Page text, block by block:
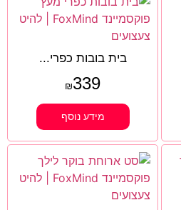
בית בובות כפרי...
₪339
מידע נוסף